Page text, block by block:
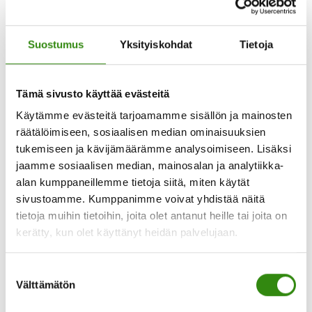
Suostumus Yksityiskohdat Tietoja
Tämä sivusto käyttää evästeitä
Käytämme evästeitä tarjoamamme sisällön ja mainosten
räätälöimiseen, sosiaalisen median ominaisuuksien
tukemiseen ja kävijämäärämme analysoimiseen. Lisäksi
jaamme sosiaalisen median, mainosalan ja analytiikka-
alan kumppaneillemme tietoja siitä, miten käytät
sivustoamme. Kumppanimme voivat yhdistää näitä
tietoja muihin tietoihin, joita olet antanut heille tai joita on
kerätty, kun olet käyttänyt heidän palvelujaan.
valinta
Välttämätön
olemassaolon tarkoitus on meillä yhteinen:
muuttunut. Monet meistä ovat olleet mukana
pitkään, jotkut ihan alkuajoista lähtien ja
taustaorganisaatiotkin ovat pääosin pysyneet
samoina. On toki vaihtuvuuttakin ollut:
ohjausryhmässä on jäseniä vaihtunut,
koordinaattoreita on ehtinyt olla useampia.
Kymmenessä vuodessa ehtii tapahtua monta
eläköitymistäkin, mutta toimintaan olemme olleet
sitoutuneita.
Kesällä olin Okra-näyttelyssä talkoilemassa